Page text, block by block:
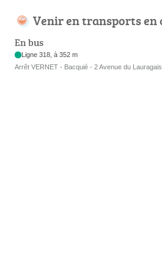
Venir en transports en
En bus
Ligne 318, à 352 m
Arrêt VERNET - Bacquié - 2 Avenue du Lauragais